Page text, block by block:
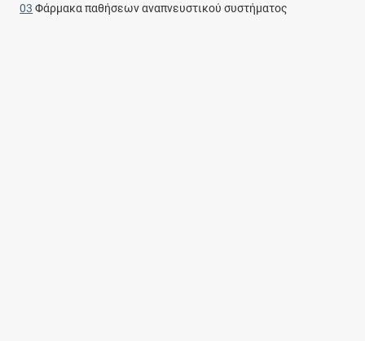
03 Φάρμακα παθήσεων αναπνευστικού συστήματος